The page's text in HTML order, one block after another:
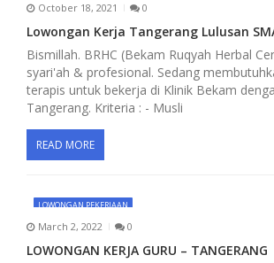
October 18, 2021 0
Lowongan Kerja Tangerang Lulusan
Bismillah. BRHC (Bekam Ruqyah Herbal
syari'ah & profesional. Sedang
terapis untuk bekerja di Klinik Bekam
Tangerang. Kriteria : - Musli
READ MORE
LOWONGAN PEKERJAAN
March 2, 2022 0
LOWONGAN KERJA GURU – TANGERANG